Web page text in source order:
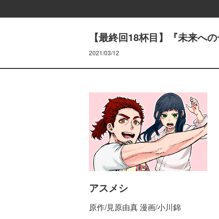
【最終回18杯目】『未来への
2021/03/12
アスメシ
原作/見原由真 漫画/小川錦